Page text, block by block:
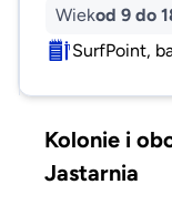
Wiekod 9 do
SurfPoint,
Kolonie i
Jastarnia